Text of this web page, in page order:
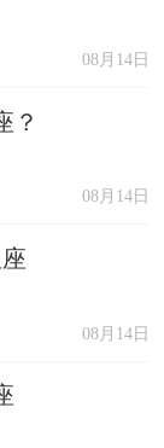
08月14日
？
08月14日
08月14日